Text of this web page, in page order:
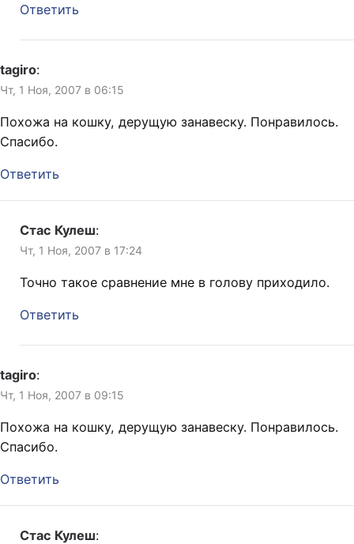
Ответить
tagiro:
Чт, 1 Ноя, 2007 в 06:15
Похожа на кошку, дерущую занавеску. Понравилось.
Спасибо.
Ответить
Стас Кулеш:
Чт, 1 Ноя, 2007 в 17:24
Точно такое сравнение мне в голову приходило.
Ответить
tagiro:
Чт, 1 Ноя, 2007 в 09:15
Похожа на кошку, дерущую занавеску. Понравилось.
Спасибо.
Ответить
Стас Кулеш: